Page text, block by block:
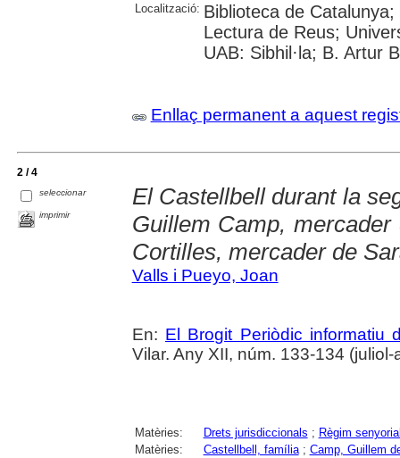
Localització: Biblioteca de
Lectura de Reus;
UAB: Sibhil·la; B. Artur
Enllaç permanent a aquest
2 / 4
seleccionar
imprimir
El Castellbell durant la
Guillem Camp,
Cortilles, mercader de
Valls i Pueyo, Joan
En: El Brogit Periòdic informatiu
Vilar. Any XII, núm. 133-134
Matèries: Drets jurisdiccionals ; Règim
Matèries:
Castellbell, família; Camp, Guillem